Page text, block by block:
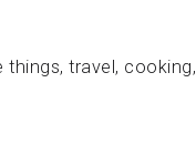
travel, cooking,